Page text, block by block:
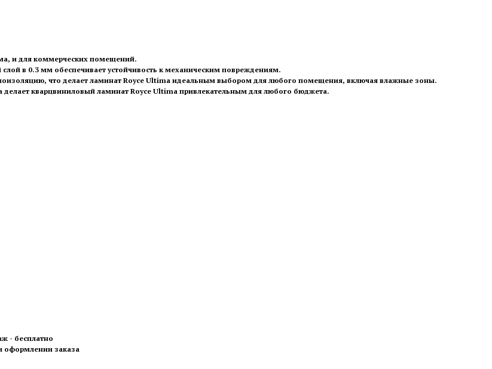
и для коммерческих помещений.
в 0.3 мм обеспечивает устойчивость к механическим повреждениям.
что делает ламинат Royce Ultima идеальным выбором для любого помещения, включая влажные зоны.
кварцвиниловый ламинат Royce Ultima привлекательным для любого бюджета.
- бесплатно
оформлении заказа